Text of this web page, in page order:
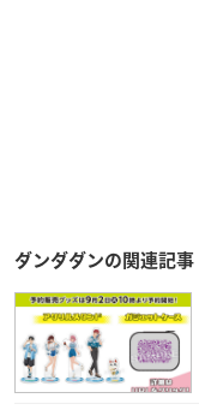
ダンダダンの関連記事